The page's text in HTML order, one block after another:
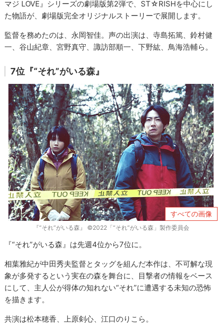
マジ LOVE』シリーズの劇場版第2弾で、ST☆RISHを中心にし
た物語が、劇場版完全オリジナルストーリーで展開します。
監督を務めたのは、永岡智佳。声の出演は、寺島拓篤、鈴村健
一、谷山紀章、宮野真守、諏訪部順一、下野紘、鳥海浩輔ら。
7位『“それ”がいる森』
すべての画像
『“それ”がいる森』 ©2022「“それ”がいる森」製作委員会
『“それ”がいる森』は先週4位から7位に。
相葉雅紀が中田秀夫監督とタッグを組んだ本作は、不可解な現
象が多発するという実在の森を舞台に、目撃者の情報をベース
にして、主人公が得体の知れない“それ”に遭遇する未知の恐怖
を描きます。
共演は松本穂香、上原剣心、江口のりこら。